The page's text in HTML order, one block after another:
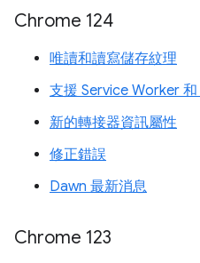
Chrome 124
唯讀和讀寫儲存紋理
支援 Service Worker
新的轉接器資訊屬性
修正錯誤
Dawn 最新消息
Chrome 123